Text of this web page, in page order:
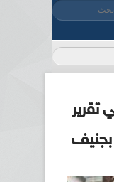
البحث
بجنيف